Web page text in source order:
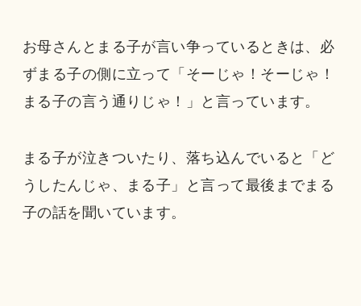
お母さんとまる子が言い争っているときは、必
ずまる子の側に立って「そーじゃ！そーじゃ！
まる子の言う通りじゃ！」と言っています。
まる子が泣きついたり、落ち込んでいると「ど
うしたんじゃ、まる子」と言って最後までまる
子の話を聞いています。